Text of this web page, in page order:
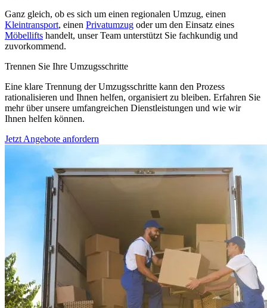
Ganz gleich, ob es sich um einen regionalen Umzug, einen
Kleintransport, einen Privatumzug oder um den Einsatz eines
Möbellifts handelt, unser Team unterstützt Sie fachkundig und
zuvorkommend.
Trennen Sie Ihre Umzugsschritte
Eine klare Trennung der Umzugsschritte kann den Prozess
rationalisieren und Ihnen helfen, organisiert zu bleiben. Erfahren Sie
mehr über unsere umfangreichen Dienstleistungen und wie wir
Ihnen helfen können.
Jetzt Angebote anfordern